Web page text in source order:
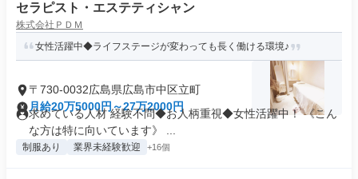
セラピスト・エステティシャン
株式会社ＰＤＭ
女性活躍中◆ライフステージが変わっても長く働ける環境♪
〒730-0032広島県広島市中区立町
月給20万5000円～27万2000円
求めている人材 経験不問◆お人柄重視◆女性活躍中！ 《こん
な方は特に向いています》 ...
制服あり 業界未経験歓迎 +16個